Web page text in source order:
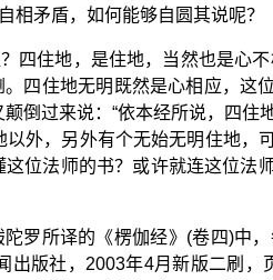
相矛盾，如何能够自圆其说呢？
四住地，是住地，当然也是心不
四住地无明既然是心相应，这
倒过来说：“依本经所说，四住
外，另外有个无始无明住地，
位法师的书？或许就连这位法
罗所译的《楞伽经》(卷四)中，
出版社，2003年4月新版二刷，